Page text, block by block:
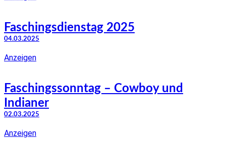
Faschingsdienstag 2025
04.03.2025
Anzeigen
Faschingssonntag – Cowboy und
Indianer
02.03.2025
Anzeigen